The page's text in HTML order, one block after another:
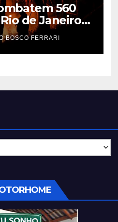
560
de Janeiro
BOSCO FERRARI